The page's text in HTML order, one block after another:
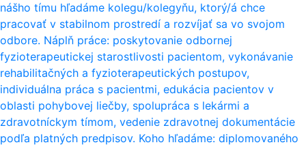
nášho tímu hľadáme kolegu/kolegyňu, ktorý/á chce
pracovať v stabilnom prostredí a rozvíjať sa vo svojom
odbore. Náplň práce: poskytovanie odbornej
fyzioterapeutickej starostlivosti pacientom, vykonávanie
rehabilitačných a fyzioterapeutických postupov,
individuálna práca s pacientmi, edukácia pacientov v
oblasti pohybovej liečby, spolupráca s lekármi a
zdravotníckym tímom, vedenie zdravotnej dokumentácie
podľa platných predpisov. Koho hľadáme: diplomovaného